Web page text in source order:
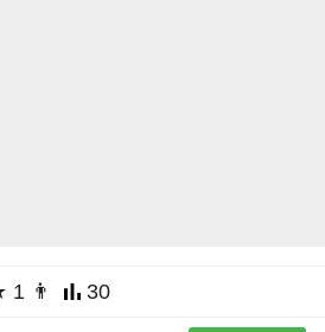
1 👨 30